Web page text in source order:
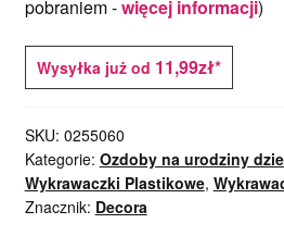
pobraniem -więcej informacji)
Wysyłka już od 11,99zł*
SKU: 0255060
Kategorie: Ozdoby na urodziny
Wykrawaczki Plastikowe,
Znacznik: Decora